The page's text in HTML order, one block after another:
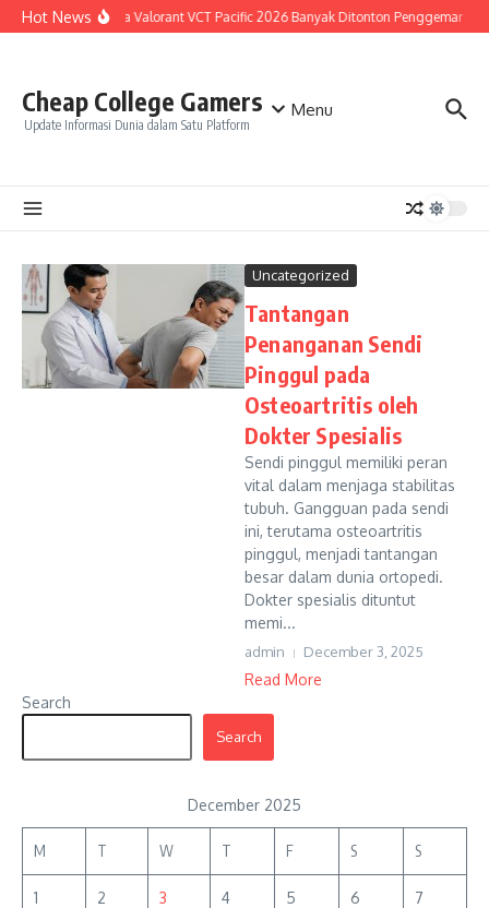
Skip to content
Hot NewsKenapa Valorant VCT Pacific 2026 Banyak Ditonton Penggemar
Cheap College Gamers
Update Informasi Dunia dalam Satu Platform
Menu
Uncategorized
Tantangan
Penanganan Sendi
Pinggul pada
Osteoartritis oleh
Dokter Spesialis
Sendi pinggul memiliki peran
vital dalam menjaga stabilitas
tubuh. Gangguan pada sendi
ini, terutama osteoartritis
pinggul, menjadi tantangan
besar dalam dunia ortopedi.
Dokter spesialis dituntut
memi...
admin December 3, 2025
Read More
Search
Search
December 2025
M T W T F S S
1 2 3 4 5 6 7